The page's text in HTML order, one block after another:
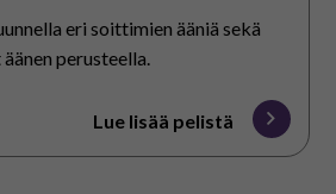
eri soittimien ääniä sekä
perusteella.
Lue lisää pelistä